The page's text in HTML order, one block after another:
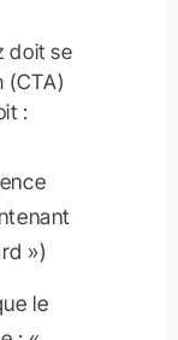
doit se
(CTA)
:
»)
le